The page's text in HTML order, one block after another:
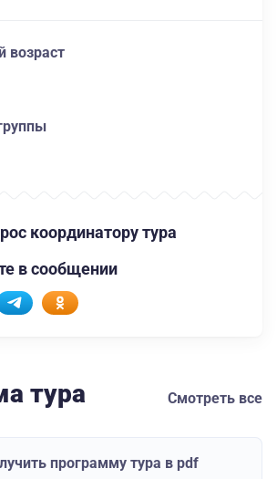
возраст
координатору тура
в сообщении
тура Смотреть все
программу тура в pdf